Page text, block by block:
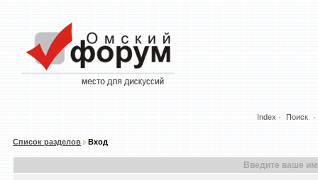
Index Поиск
Список разделов Вход
Введите ваше